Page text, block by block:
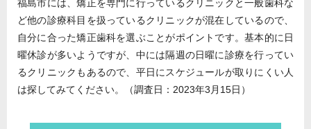
福島市には、矯正を専門に行っているクリニックと一般歯科な
ど他の診療科目を扱っているクリニックが混在しているので、
自分に合った矯正歯科を選ぶことがポイントです。基本的に日
曜休診が多いようですが、中には隔週の日曜に診療を行ってい
るクリニックもあるので、平日にスケジュールが取りにくい人
は探してみてください。（調査日：2023年3月15日）